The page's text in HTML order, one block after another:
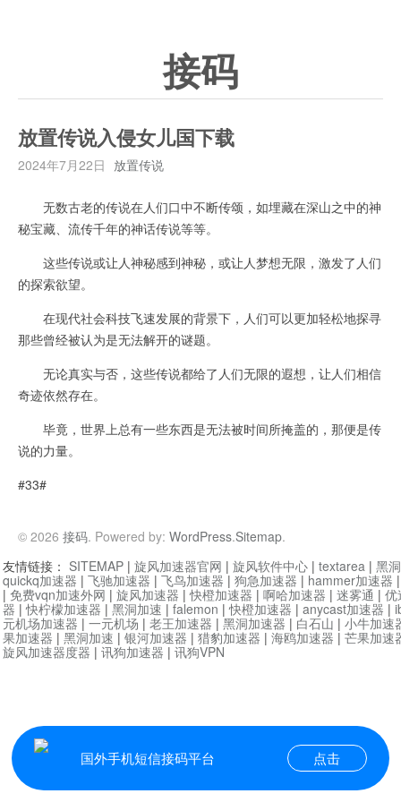
接码
放置传说入侵女儿国下载
2024年7月22日 放置传说
无数古老的传说在人们口中不断传颂，如埋藏在深山之中的神
秘宝藏、流传千年的神话传说等等。
这些传说或让人神秘感到神秘，或让人梦想无限，激发了人们
的探索欲望。
在现代社会科技飞速发展的背景下，人们可以更加轻松地探寻
那些曾经被认为是无法解开的谜题。
无论真实与否，这些传说都给了人们无限的遐想，让人们相信
奇迹依然存在。
毕竟，世界上总有一些东西是无法被时间所掩盖的，那便是传
说的力量。
#33#
© 2026 接码. Powered by: WordPress.Sitemap.
国外手机短信接码平台 点击
友情链接： SITEMAP | 旋风加速器官网 | 旋风软件中心 | textarea | 黑
quickq加速器 | 飞驰加速器 | 飞鸟加速器 | 狗急加速器 | hammer加速器
| 免费vqn加速外网 | 旋风加速器 |快橙加速器 | 啊哈加速器 | 迷雾通 | 优
器 |快柠檬加速器 | 黑洞加速 | falemon |快橙加速器 | anycast加速器 |
元机场加速器 | 一元机场 | 老王加速器 | 黑洞加速器 | 白石山 | 小牛加速
果加速器 | 黑洞加速 | 银河加速器 | 猎豹加速器 | 海鸥加速器 | 芒果加速
旋风加速器度器 | 讯狗加速器 | 讯狗VPN